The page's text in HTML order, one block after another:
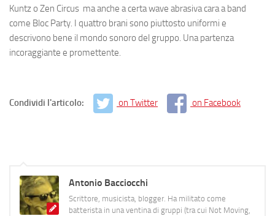
Kuntz o Zen Circus ma anche a certa wave abrasiva cara a band
come Bloc Party. I quattro brani sono piuttosto uniformi e
descrivono bene il mondo sonoro del gruppo. Una partenza
incoraggiante e promettente.
Condividi l'articolo: on Twitter on Facebook
Antonio Bacciocchi
Scrittore, musicista, blogger. Ha militato come
batterista in una ventina di gruppi (tra cui Not Moving,